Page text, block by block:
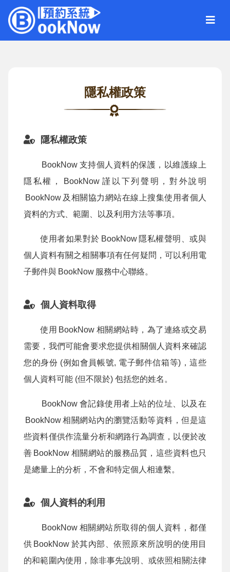
隱私權政策
隱私權政策
BookNow 支持個人資料的保護，以維護線上
隱私權，
BookNow 謹以下列聲明，對外說明
BookNow 及相關協力網站在線上搜集使用者個人
資料的方式、範圍、以及利用方法等事項。
使用者如果對於 BookNow 隱私權聲明、或與
個人資料有關之相關事項有任何疑問，可以利用電
子郵件與 BookNow 服務中心聯絡。
個人資料取得
使用 BookNow 相關網站時，為了連絡或交易
需要，我們可能會要求您提供相關個人資料來確認
您的身份 (例如會員帳號, 電子郵件信箱等)，這些
個人資料可能 (但不限於) 包括您的姓名。
BookNow 會記錄使用者上站的位址、以及在
BookNow相關網站內的瀏覽活動等資料，但是這
些資料僅供作流量分析和網路行為調查，以便於改
善 BookNow 相關網站的服務品質，這些資料也只
是總量上的分析，不會和特定個人相連繫。
個人資料的利用
BookNow 相關網站所取得的個人資料，都僅
供 BookNow 於其內部、依照原來所說明的使用目
的和範圍內使用，除非事先說明、或依照相關法律